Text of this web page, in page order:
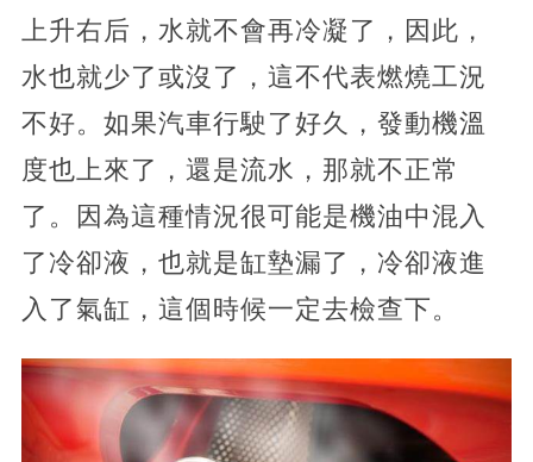
上升右后，水就不會再冷凝了，因此，
水也就少了或沒了，這不代表燃燒工況
不好。如果汽車行駛了好久，發動機溫
度也上來了，還是流水，那就不正常
了。因為這種情況很可能是機油中混入
了冷卻液，也就是缸墊漏了，冷卻液進
入了氣缸，這個時候一定去檢查下。